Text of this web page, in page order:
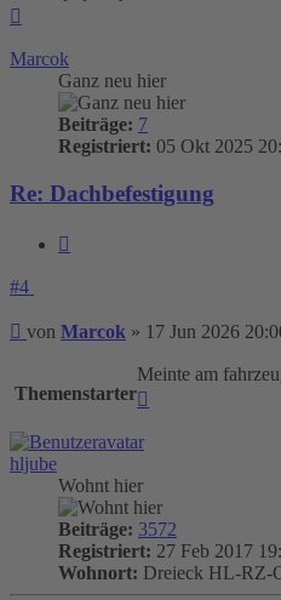
Marcok
Ganz neu hier
Beiträge: 7
Registriert: 05 Okt 2025
Re: Dachbefestigung
#4
Beitrag
von Marcok » 17 Jun 2026
Themenstarter
Meinte am
hljube
Wohnt hier
Beiträge: 3572
Registriert: 27 Feb 2017
Wohnort: Dreieck HL-RZ-